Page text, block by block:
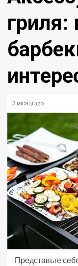
гриля:
3 місяці ago
Представьте